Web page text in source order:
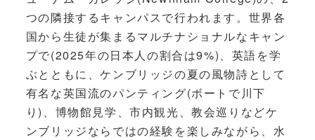
つの隣接するキャンパスで行われます。世界各
国から生徒が集まるマルチナショナルなキャン
プで(2025年の日本人の割合は9%)、英語を学
ぶとともに、ケンブリッジの夏の風物詩として
有名な英国流のパンティング(ボートで川下
り)、博物館見学、市内観光、教会巡りなどケ
ンブリッジならではの経験を楽しみながら、水